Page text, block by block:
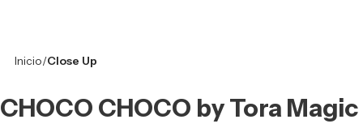
Inicio Close Up
CHOCO CHOCO by Tora Magic